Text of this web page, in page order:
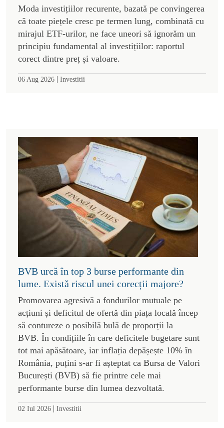
Moda investițiilor recurente, bazată pe convingerea
că toate piețele cresc pe termen lung, combinată cu
mirajul ETF-urilor, ne face uneori să ignorăm un
principiu fundamental al investițiilor: raportul
corect dintre preț și valoare.
06 Aug 2026 | Investitii
BVB urcă în top 3 burse performante din
lume. Există riscul unei corecții majore?
Promovarea agresivă a fondurilor mutuale pe
acțiuni și deficitul de ofertă din piața locală încep
să contureze o posibilă bulă de proporții la
BVB. În condițiile în care deficitele bugetare sunt
tot mai apăsătoare, iar inflația depășește 10% în
România, puțini s-ar fi așteptat ca Bursa de Valori
București (BVB) să fie printre cele mai
performante burse din lumea dezvoltată.
02 Iul 2026 | Investitii